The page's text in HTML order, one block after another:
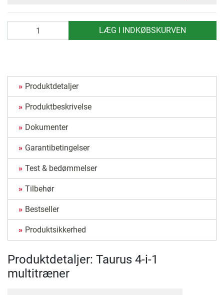
LÆG I INDKØBSKURVEN
Produktdetaljer
Produktbeskrivelse
Dokumenter
Garantibetingelser
Test & bedømmelser
Tilbehør
Bestseller
Produktsikkerhed
Produktdetaljer: Taurus 4-i-1
multitræner